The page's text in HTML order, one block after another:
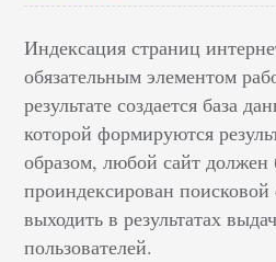
Индексация страниц
обязательным элементом
результате создается база
которой формируются
образом, любой сайт должен
проиндексирован
выходить в результатах
пользователей.